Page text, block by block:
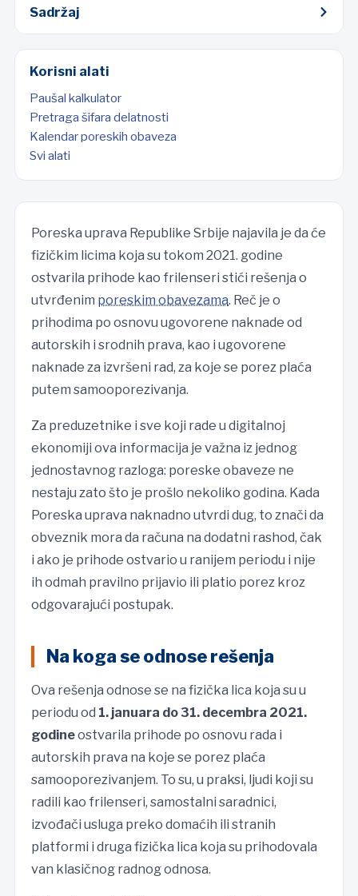
Poreska uprava Republike Srbije najavila je da će
fizičkim licima koja su tokom 2021. godine
ostvarila prihode kao frilenseri stići rešenja o
utvrđenim poreskim obavezama. Reč je o
prihodima po osnovu ugovorene naknade od
autorskih i srodnih prava, kao i ugovorene
naknade za izvršeni rad, za koje se porez plaća
putem samooporezivanja.
Za preduzetnike i sve koji rade u digitalnoj
ekonomiji ova informacija je važna iz jednog
jednostavnog razloga: poreske obaveze ne
nestaju zato što je prošlo nekoliko godina. Kada
Poreska uprava naknadno utvrdi dug, to znači da
obveznik mora da računa na dodatni rashod, čak
i ako je prihode ostvario u ranijem periodu i nije
ih odmah pravilno prijavio ili platio porez kroz
odgovarajući postupak.
Na koga se odnose rešenja
Ova rešenja odnose se na fizička lica koja su u
periodu od 1. januara do 31. decembra 2021.
godineostvarila prihode po osnovu rada i
autorskih prava na koje se porez plaća
samooporezivanjem. To su, u praksi, ljudi koji su
radili kao frilenseri, samostalni saradnici,
izvođači usluga preko domaćih ili stranih
platformi i druga fizička lica koja su prihodovala
van klasičnog radnog odnosa.
Sadržaj
Korisni alati
Paušal kalkulator
Pretraga šifara delatnosti
Kalendar poreskih obaveza
Svi alati